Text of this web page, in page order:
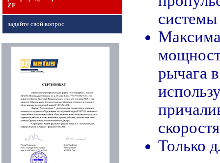
ZF
задайте свой вопрос
рычага
Только